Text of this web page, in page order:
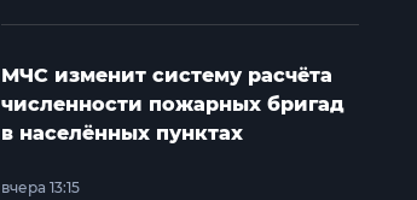
МЧС изменит систему расчёта
численности пожарных бригад
в населённых пунктах
вчера 13:15